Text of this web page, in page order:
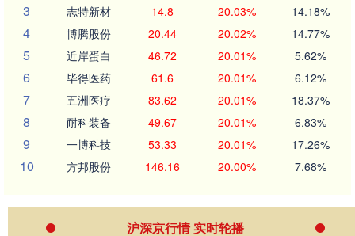
3 志特新材 14.8 20.03% 14.18%
4 博腾股份 20.44 20.02% 14.77%
5 近岸蛋白 46.72 20.01% 5.62%
6 毕得医药 61.6 20.01% 6.12%
7 五洲医疗 83.62 20.01% 18.37%
8 耐科装备 49.67 20.01% 6.83%
9 一博科技 53.33 20.01% 17.26%
10 方邦股份 146.16 20.00% 7.68%
沪深京行情 实时轮播